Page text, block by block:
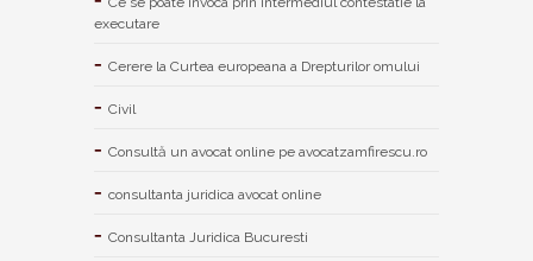
executare
Cerere la Curtea europeana a Drepturilor omului
Civil
Consultă un avocat online pe avocatzamfirescu.ro
consultanta juridica avocat online
Consultanta Juridica Bucuresti